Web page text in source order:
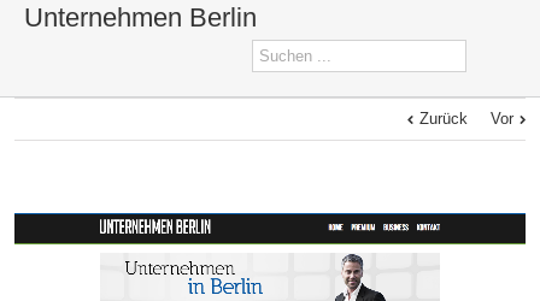
Unternehmen Berlin
Zurück Vor